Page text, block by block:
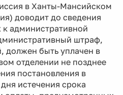
в Ханты-Мансийском
доводит до сведения
административной
штраф,
должен быть уплачен в
отделении не позднее
постановления в
истечения срока